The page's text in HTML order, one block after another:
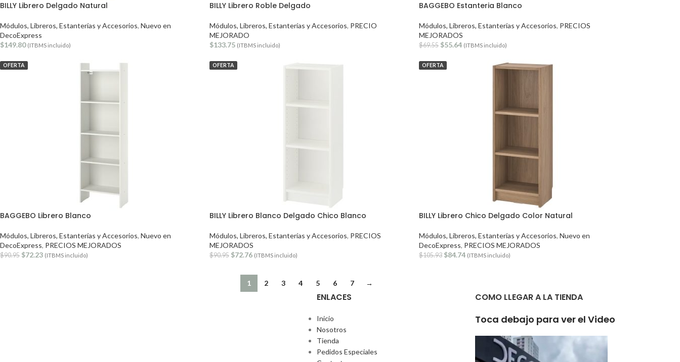
BILLY Librero Delgado Natural
Módulos, Libreros, Estanterías y Accesorios, Nuevo en
DecoExpress
$149.80 (ITBMS incluido)
BILLY Librero Roble Delgado
Módulos, Libreros, Estanterías y Accesorios, PRECIO
MEJORADO
$133.75 (ITBMS incluido)
BAGGEBO Estanteria Blanco
Módulos, Libreros, Estanterías y Accesorios, PRECIOS
MEJORADOS
$69.55 $55.64 (ITBMS incluido)
OFERTA
BAGGEBO Librero Blanco
Módulos, Libreros, Estanterías y Accesorios, Nuevo en
DecoExpress, PRECIOS MEJORADOS
$90.95 $72.23 (ITBMS incluido)
OFERTA
BILLY Librero Blanco Delgado Chico Blanco
Módulos, Libreros, Estanterías y Accesorios, PRECIOS
MEJORADOS
$90.95 $72.76 (ITBMS incluido)
OFERTA
BILLY Librero Chico Delgado Color Natural
Módulos, Libreros, Estanterías y Accesorios, Nuevo en
DecoExpress, PRECIOS MEJORADOS
$105.93 $84.74 (ITBMS incluido)
1 2 3 4 5 6 7 →
ENLACES
Inicio
Nosotros
Tienda
Pedidos Especiales
COMO LLEGAR A LA TIENDA
Toca debajo para ver el Video